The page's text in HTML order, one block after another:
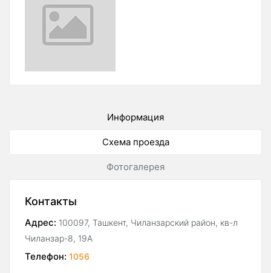
Информация
Схема проезда
Фотогалерея
Контакты
Адрес: 100097, Ташкент, Чиланзарский район, кв-л
Чиланзар-8, 19А
Телефон: 1056